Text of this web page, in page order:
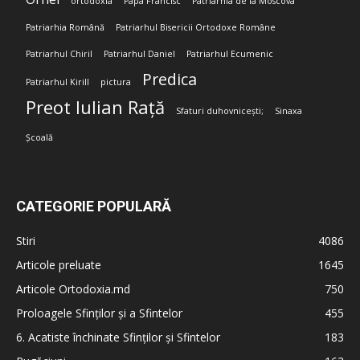
Patriarhia Română Patriarhul Bisericii Ortodoxe Române
Patriarhul Chiril Patriarhul Daniel Patriarhul Ecumenic
Patriarhul Kirill pictura Predica
Preot Iulian Rață Sfaturi duhovnicești; Sinaxa
Școală
CATEGORIE POPULARĂ
Stiri
4086
Articole preluate
1645
Articole Ortodoxia.md
750
Proloagele Sfinților și a Sfintelor
455
6. Acatiste închinate Sfinților și Sfintelor
183